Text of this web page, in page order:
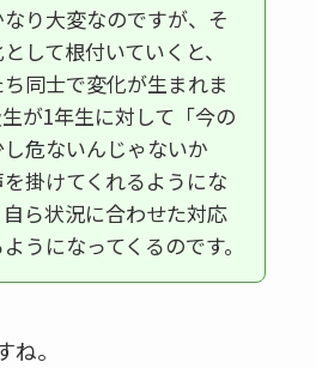
り大変なのですが、そ
して根付いていくと、
同士で変化が生まれま
が1年生に対して「今の
危ないんじゃないか
掛けてくれるようにな
ら状況に合わせた対応
うになってくるのです。
。